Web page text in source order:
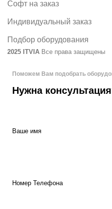
Софт на заказ
Индивидуальный заказ
Подбор оборудования
2025 ITVIA Все права защищены
Поможем Вам подобрать
Нужна
Ваше имя
Номер Телефона